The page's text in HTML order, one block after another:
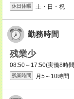
休日休暇 土・日・祝
勤務時間
残業少
08:50～17:50(実働8時
残業時間 月5～10時